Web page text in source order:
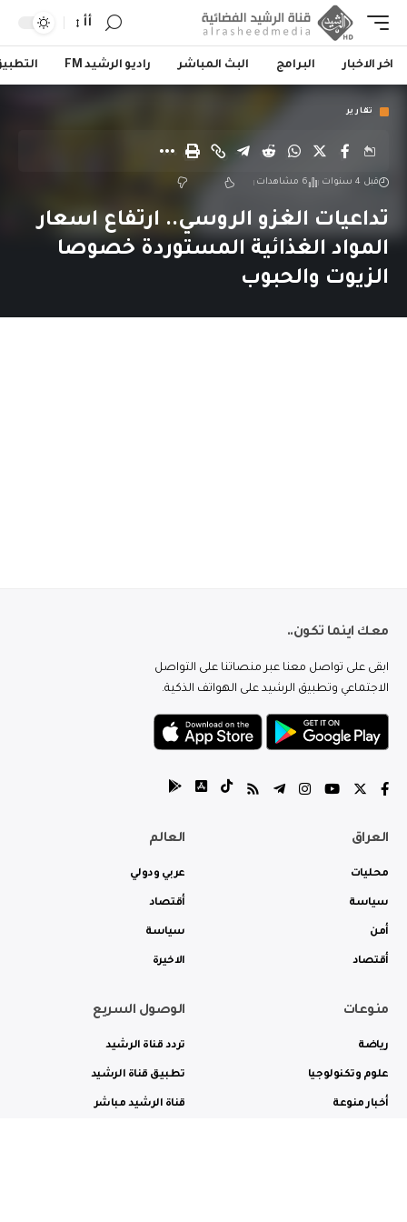
أأ
اخر الاخبار البرامج البث المباشر راديو الرشيد FM
تقارير
قبل 4 سنوات 6 مشاهدات
تداعيات الغزو الروسي.. ارتفاع اسعار
المواد الغذائية المستوردة خصوصا
الزيوت والحبوب
معك اينما تكون..
ابقى على تواصل معنا عبر منصاتنا على التواصل
الاجتماعي وتطبيق الرشيد على الهواتف الذكية.
العراق
محليات
سياسة
أمن
أقتصاد
العالم
عربي ودولي
أقتصاد
سياسة
الاخيرة
منوعات
رياضة
علوم وتكنولوجيا
أخبار منوعة
الوصول السريع
تردد قناة الرشيد
تطبيق قناة الرشيد
قناة الرشيد مباشر